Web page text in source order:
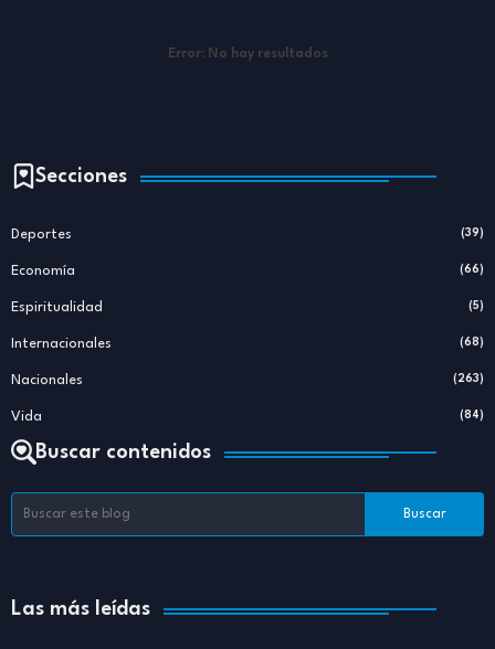
Error: No hay resultados
Secciones
Deportes (39)
Economía (66)
Espiritualidad (5)
Internacionales (68)
Nacionales (263)
Vida (84)
Buscar contenidos
Las más leídas